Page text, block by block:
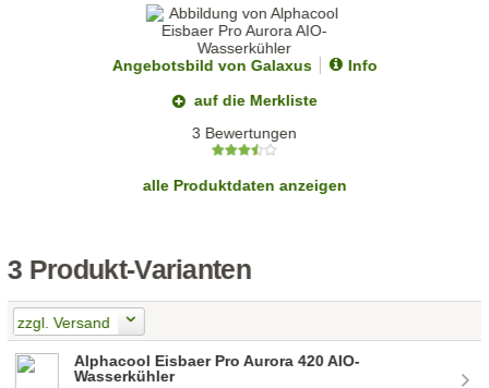
Angebotsbild von Galaxus
Info
auf die Merkliste
3 Bewertungen
alle Produktdaten anzeigen
3 Produkt-Varianten
zzgl. Versand
Alphacool Eisbaer Pro Aurora 420 AIO-
Wasserkühler